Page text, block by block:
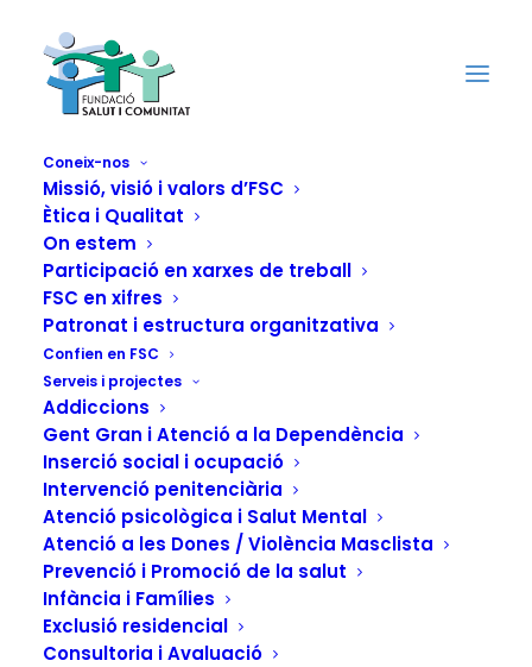
Coneix-nos
Missió, visió i valors d’FSC
Ètica i Qualitat
On estem
Participació en xarxes de treball
FSC en xifres
Patronat i estructura organitzativa
Confien en FSC
Serveis i projectes
Addiccions
Gent Gran i Atenció a la Dependència
Inserció social i ocupació
Intervenció penitenciària
Atenció psicològica i Salut Mental
Atenció a les Dones / Violència Masclista
Prevenció i Promoció de la salut
Infància i Famílies
Exclusió residencial
Consultoria i Avaluació
L'Ajuntament de
Barcelona consolida
l'atenció transversal
a les dones
28 DE DESEMBRE DE 2012 | INACTUALITAT
SALUD Y COMUNIDAD